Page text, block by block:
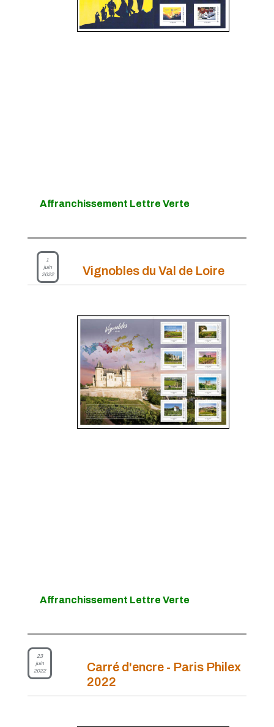
Juin 2020
Mars 2020
Affranchissement Lettre Verte
1
juin
2022
Vignobles du Val de Loire
Affranchissement Lettre Verte
23
juin
2022
Carré d'encre - Paris Philex
2022